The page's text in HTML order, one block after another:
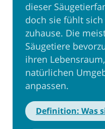
dieser
doch sie fühlt
zuhause. Die
Säugetiere
ihren
natürlichen
anpassen.
Definition: Was